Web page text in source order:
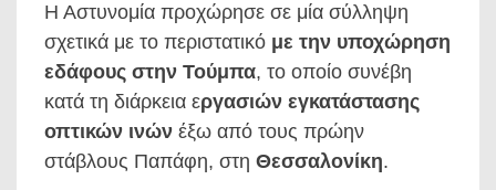
Η Αστυνομία προχώρησε σε μία σύλληψη
σχετικά με το περιστατικό με την υποχώρηση
εδάφους στην Τούμπα, το οποίο συνέβη
κατά τη διάρκεια εργασιών εγκατάστασης
οπτικών ινών έξω από τους πρώην
στάβλους Παπάφη, στη Θεσσαλονίκη.